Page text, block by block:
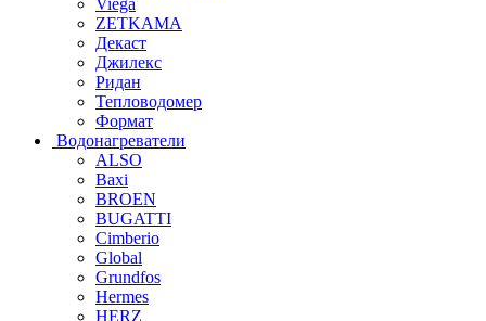
ZETKAMA
Декаст
Джилекс
Ридан
Тепловодомер
Формат
Водонагреватели
ALSO
Baxi
BROEN
BUGATTI
Cimberio
Global
Grundfos
Hermes
HERZ